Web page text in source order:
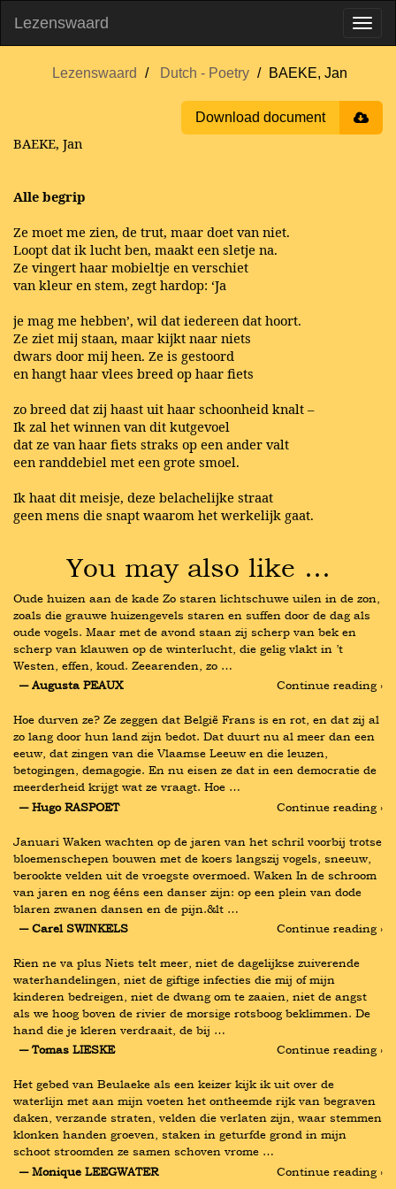
Lezenswaard
Lezenswaard Dutch - Poetry BAEKE, Jan
Download document
BAEKE, Jan
Alle begrip
Ze moet me zien, de trut, maar doet van niet.
Loopt dat ik lucht ben, maakt een sletje na.
Ze vingert haar mobieltje en verschiet
van kleur en stem, zegt hardop: ‘Ja
je mag me hebben’, wil dat iedereen dat hoort.
Ze ziet mij staan, maar kijkt naar niets
dwars door mij heen. Ze is gestoord
en hangt haar vlees breed op haar fiets
zo breed dat zij haast uit haar schoonheid knalt –
Ik zal het winnen van dit kutgevoel
dat ze van haar fiets straks op een ander valt
een randdebiel met een grote smoel.
Ik haat dit meisje, deze belachelijke straat
geen mens die snapt waarom het werkelijk gaat.
You may also like …
Oude huizen aan de kade Zo staren lichtschuwe uilen in de zon,
zoals die grauwe huizengevels staren en suffen door de dag als
oude vogels. Maar met de avond staan zij scherp van bek en
scherp van klauwen op de winterlucht, die gelig vlakt in ’t
Westen, effen, koud. Zeearenden, zo …
― Augusta PEAUX
Continue reading ›
Hoe durven ze? Ze zeggen dat België Frans is en rot, en dat zij al
zo lang door hun land zijn bedot. Dat duurt nu al meer dan een
eeuw, dat zingen van die Vlaamse Leeuw en die leuzen,
betogingen, demagogie. En nu eisen ze dat in een democratie de
meerderheid krijgt wat ze vraagt. Hoe …
― Hugo RASPOET
Continue reading ›
Januari Waken wachten op de jaren van het schril voorbij trotse
bloemenschepen bouwen met de koers langszij vogels, sneeuw,
berookte velden uit de vroegste overmoed. Waken In de schroom
van jaren en nog ééns een danser zijn: op een plein van dode
blaren zwanen dansen en de pijn.&lt …
― Carel SWINKELS
Continue reading ›
Rien ne va plus Niets telt meer, niet de dagelijkse zuiverende
waterhandelingen, niet de giftige infecties die mij of mijn
kinderen bedreigen, niet de dwang om te zaaien, niet de angst
als we hoog boven de rivier de morsige rotsboog beklimmen. De
hand die je kleren verdraait, de bij …
― Tomas LIESKE
Continue reading ›
Het gebed van Beulaeke als een keizer kijk ik uit over de
waterlijn met aan mijn voeten het ontheemde rijk van begraven
daken, verzande straten, velden die verlaten zijn, waar stemmen
klonken handen groeven, staken in geturfde grond in mijn
schoot stroomden ze samen schoven vrome …
― Monique LEEGWATER
Continue reading ›